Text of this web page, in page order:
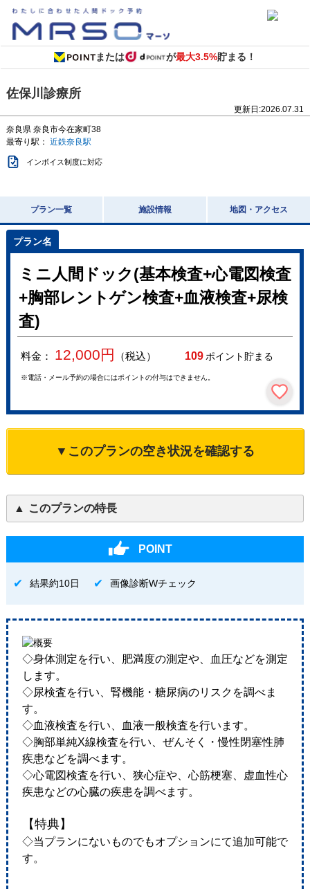
または が最大3.5%貯まる！
佐保川診療所
更新日:2026.07.31
奈良県 奈良市今在家町38
最寄り駅： 近鉄奈良駅
インボイス制度に対応
プラン一覧 施設情報 地図・アクセス
ミニ人間ドック(基本検査+心電図検査
+胸部レントゲン検査+血液検査+尿検
査)
料金： 12,000円 （税込） 109ポイント貯まる
※電話・メール予約の場合にはポイントの付与はできません。
▼このプランの空き状況を確認する
このプランの特長
POINT
結果約10日 画像診断Wチェック
◇身体測定を行い、肥満度の測定や、血圧などを測定
します。
◇尿検査を行い、腎機能・糖尿病のリスクを調べま
す。
◇血液検査を行い、血液一般検査を行います。
◇胸部単純X線検査を行い、ぜんそく・慢性閉塞性肺
疾患などを調べます。
◇心電図検査を行い、狭心症や、心筋梗塞、虚血性心
疾患などの心臓の疾患を調べます。
【特典】
◇当プランにないものでもオプションにて追加可能で
す。